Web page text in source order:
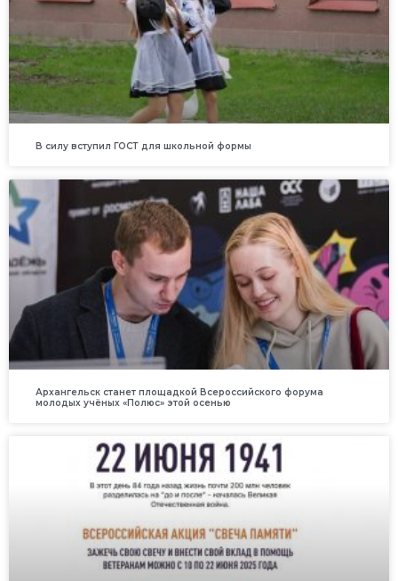
В силу вступил ГОСТ для школьной формы
Архангельск станет площадкой Всероссийского форума
молодых учёных «Полюс» этой осенью